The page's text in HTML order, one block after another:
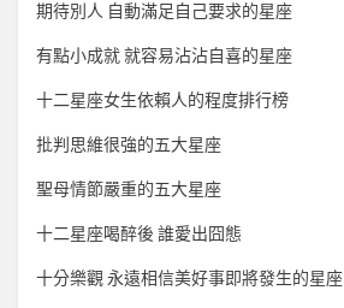
期待別人 自動滿足自己要求的星座
有點小成就 就容易沾沾自喜的星座
十二星座女生依賴人的程度排行榜
批判思維很強的五大星座
聖母情節嚴重的五大星座
十二星座喝醉後 誰愛出囧態
十分樂觀 永遠相信美好事即將發生的星座